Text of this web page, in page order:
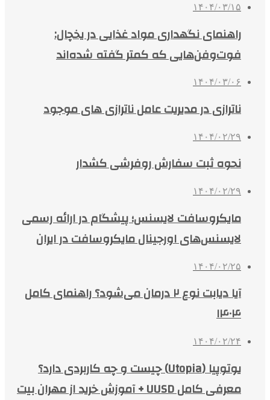
۱۴۰۴/۰۳/۱۵
راهنمای نگهداری مواد غذایی در یخچال:
فوت‌وفن‌هایی که کمتر گفته شده‌اند
۱۴۰۴/۰۳/۰۶
ناترازی در مدیریت عامل ناترازی های موجود
۱۴۰۴/۰۲/۲۹
نحوه ثبت سفارش روفرشی کشدار
۱۴۰۴/۰۲/۲۹
مایکروسافت لایسنس؛ پیشگام در ارائه رسمی
لایسنس‌های اورجینال مایکروسافت در ایران
۱۴۰۴/۰۲/۲۵
آیا دیابت نوع ۲ درمان می‌شود؟ راهنمای کامل
۱۴۰۴
۱۴۰۴/۰۲/۲۴
یوتوپیا (Utopia) چیست و چه کاربردی دارد؟
معرفی کامل UUSD + آموزش خرید از مهران بیت